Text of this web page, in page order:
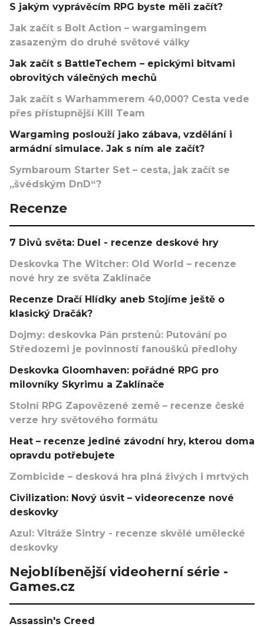
S jakým vyprávěcím RPG byste měli začít?
Jak začít s Bolt Action – wargamingem
zasazeným do druhé světové války
Jak začít s BattleTechem – epickými bitvami
obrovitých válečných mechů
Jak začít s Warhammerem 40,000? Cesta vede
přes přístupnější Kill Team
Wargaming poslouží jako zábava, vzdělání i
armádní simulace. Jak s ním ale začít?
Symbaroum Starter Set – cesta, jak začít se
„švédským DnD“?
Recenze
7 Divů světa: Duel - recenze deskové hry
Deskovka The Witcher: Old World – recenze
nové hry ze světa Zaklínače
Recenze Dračí Hlídky aneb Stojíme ještě o
klasický Dračák?
Dojmy: deskovka Pán prstenů: Putování po
Středozemi je povinností fanoušků předlohy
Deskovka Gloomhaven: pořádné RPG pro
milovníky Skyrimu a Zaklínače
Stolní RPG Zapovězené země – recenze české
verze hry světového formátu
Heat – recenze jediné závodní hry, kterou doma
opravdu potřebujete
Zombicide – desková hra plná živých i mrtvých
Civilization: Nový úsvit – videorecenze nové
deskovky
Azul: Vitráže Sintry - recenze skvělé umělecké
deskovky
Nejoblíbenější videoherní série -
Games.cz
Assassin's Creed